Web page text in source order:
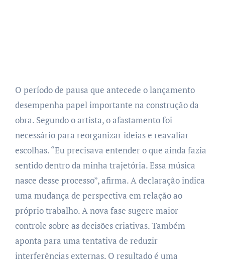
O período de pausa que antecede o lançamento
desempenha papel importante na construção da
obra. Segundo o artista, o afastamento foi
necessário para reorganizar ideias e reavaliar
escolhas. “Eu precisava entender o que ainda fazia
sentido dentro da minha trajetória. Essa música
nasce desse processo”, afirma. A declaração indica
uma mudança de perspectiva em relação ao
próprio trabalho. A nova fase sugere maior
controle sobre as decisões criativas. Também
aponta para uma tentativa de reduzir
interferências externas. O resultado é uma